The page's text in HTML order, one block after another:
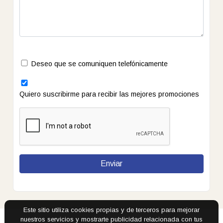
Deseo que se comuniquen telefónicamente
Quiero suscribirme para recibir las mejores promociones
Este sitio utiliza cookies propias y de terceros para mejorar
nuestros servicios y mostrarte publicidad relacionada con tus